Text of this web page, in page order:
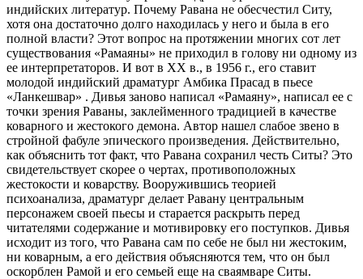
индийских литератур. Почему Равана не обесчестил Ситу,
хотя она достаточно долго находилась у него и была в его
полной власти? Этот вопрос на протяжении многих сот лет
существования «Рамаяны» не приходил в голову ни одному из
ее интерпретаторов. И вот в XX в., в 1956 г., его ставит
молодой индийский драматург Амбика Прасад в пьесе
«Ланкешвар» . Дивья заново написал «Рамаяну», написал ее с
точки зрения Раваны, заклейменного традицией в качестве
коварного и жестокого демона. Автор нашел слабое звено в
стройной фабуле эпического произведения. Действительно,
как объяснить тот факт, что Равана сохранил честь Ситы? Это
свидетельствует скорее о чертах, противоположных
жестокости и коварству. Вооружившись теорией
психоанализа, драматург делает Равану центральным
персонажем своей пьесы и старается раскрыть перед
читателями содержание и мотивировку его поступков. Дивья
исходит из того, что Равана сам по себе не был ни жестоким,
ни коварным, а его действия объясняются тем, что он был
оскорблен Рамой и его семьей еще на сваямваре Ситы.